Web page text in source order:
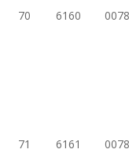
70 6160
71 6161